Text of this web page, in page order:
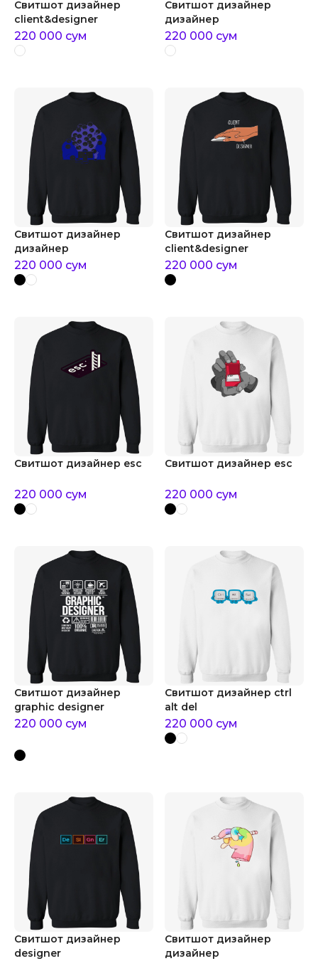
Свитшот дизайнер
client&designer
220 000 сум
Свитшот дизайнер
дизайнер
220 000 сум
Свитшот дизайнер
дизайнер
220 000 сум
Свитшот дизайнер
client&designer
220 000 сум
Свитшот дизайнер esc
220 000 сум
Свитшот дизайнер esc
220 000 сум
Свитшот дизайнер
graphic designer
220 000 сум
Свитшот дизайнер ctrl
alt del
220 000 сум
Свитшот дизайнер
designer
Свитшот дизайнер
дизайнер